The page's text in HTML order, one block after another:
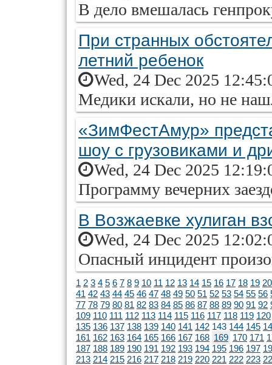
В дело вмешалась
При странных
летний ребенок
Wed, 24 Dec 2025
Медики искали, но не
«ЗимФестАмур»
шоу с грузовиками и
Wed, 24 Dec 2025
Программу вечерних
В Возжаевке хулиган
Wed, 24 Dec 2025
Опасный инцидент
1 2 3 4 5 6 7 8 9 10 11 12 13 14 15 16 17 18 19 20
41 42 43 44 45 46 47 48 49 50 51 52 53 54 55 56
77 78 79 80 81 82 83 84 85 86 87 88 89 90 91 92
109 110 111 112 113 114 115 116 117 118 119 120
135 136 137 138 139 140 141 142 143 144 145
161 162 163 164 165 166 167 168 169 170 171
187 188 189 190 191 192 193 194 195 196 197
213 214 215 216 217 218 219 220 221 222 223